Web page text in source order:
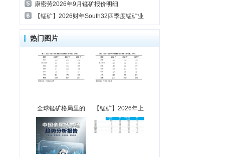
康密劳2026年9月锰矿报价明细
【锰矿】2026财年South32四季度锰矿业
热门图片
全球锰矿格局里的 【锰矿】2026年上